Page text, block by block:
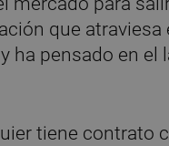
que atraviesa
ha pensado en el
tiene contrato